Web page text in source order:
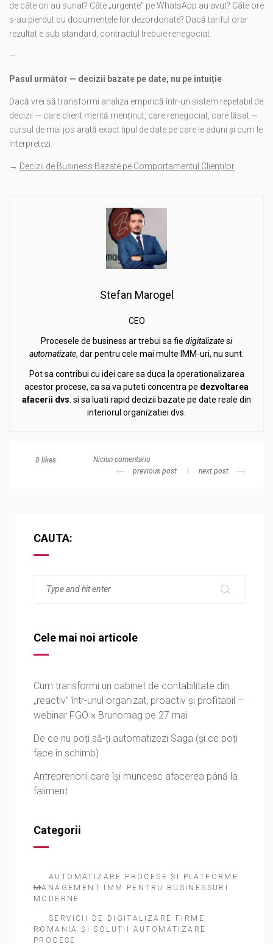
de câte ori au sunat? Câte „urgențe” pe WhatsApp au avut? Câte ore
s-au pierdut cu documentele lor dezordonate? Dacă tariful orar
rezultat e sub standard, contractul trebuie renegociat.
—
Pasul următor — decizii bazate pe date, nu pe intuiție
Dacă vrei să transformi analiza empirică într-un sistem repetabil de
decizii — care client merită menținut, care renegociat, care lăsat —
cursul de mai jos arată exact tipul de date pe care le aduni și cum le
interpretezi.
→ Decizii de Business Bazate pe Comportamentul Clienților
Stefan Marogel
CEO
Procesele de business ar trebui sa fie digitalizate si
automatizate, dar pentru cele mai multe IMM-uri, nu sunt.
Pot sa contribui cu idei care sa duca la operationalizarea
acestor procese, ca sa va puteti concentra pe dezvoltarea
afacerii dvs . si sa luati rapid decizii bazate pe date reale din
interiorul organizatiei dvs.
0 likes
Niciun comentariu
previous post
next post
CAUTA:
Cele mai noi articole
Cum transformi un cabinet de contabilitate din
„reactiv” într-unul organizat, proactiv și profitabil —
webinar FGO × Brunomag pe 27 mai
De ce nu poți să-ți automatizezi Saga (și ce poți
face în schimb)
Antreprenorii care își muncesc afacerea până la
faliment
Categorii
AUTOMATIZARE PROCESE ȘI PLATFORME
MANAGEMENT IMM PENTRU BUSINESSURI
MODERNE
SERVICII DE DIGITALIZARE FIRME
ROMANIA ȘI SOLUȚII AUTOMATIZARE
PROCESE